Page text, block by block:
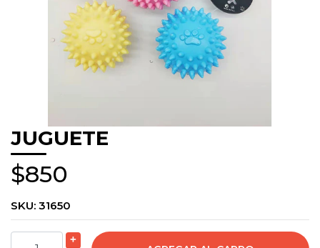
JUGUETE
$850
SKU: 31650
+